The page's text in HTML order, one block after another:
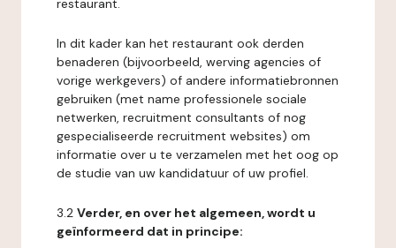
restaurant.
In dit kader kan het restaurant ook derden
benaderen (bijvoorbeeld, werving agencies of
vorige werkgevers) of andere informatiebronnen
gebruiken (met name professionele sociale
netwerken, recruitment consultants of nog
gespecialiseerde recruitment websites) om
informatie over u te verzamelen met het oog op
de studie van uw kandidatuur of uw profiel.
3.2 Verder, en over het algemeen, wordt u
geïnformeerd dat in principe: